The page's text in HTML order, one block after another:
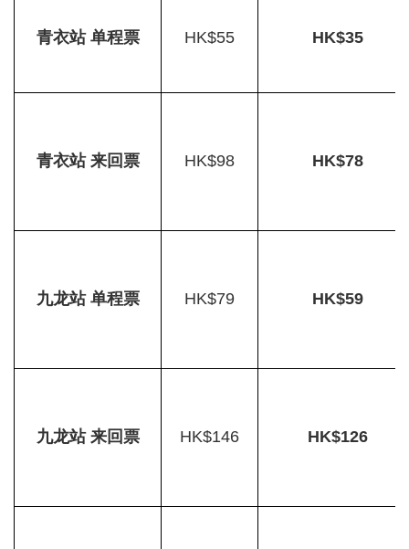
青衣站 单程票 HK$55 HK$35
青衣站 来回票 HK$98 HK$78
九龙站 单程票 HK$79 HK$59
九龙站 来回票 HK$146 HK$126